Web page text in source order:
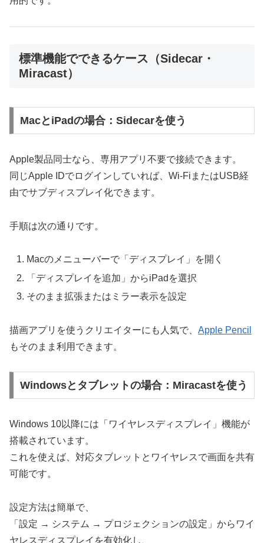
標準機能でできるケース（Sidecar・
Miracast）
MacとiPadの場合：Sidecarを使う
Apple製品同士なら、専用アプリ不要で接続できます。
同じApple IDでログインしていれば、Wi-FiまたはUSB経
由でサブディスプレイ化できます。
手順は次の通りです。
Macのメニューバーで「ディスプレイ」を開く
「ディスプレイを追加」からiPadを選択
そのまま拡張またはミラー表示を設定
描画アプリを使うクリエイターにも人気で、 Apple Pencil
もそのまま利用できます。
Windowsとタブレットの場合：Miracastを使う
Windows 10以降には「ワイヤレスディスプレイ」機能が
搭載されています。
これを使えば、対応タブレットとワイヤレスで画面を共有
可能です。
設定方法は簡単で、
「設定 → システム → プロジェクションの設定」からワイ
ヤレスディスプレイを有効化し、